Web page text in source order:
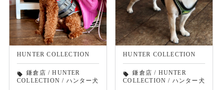
HUNTER COLLECTION
local_offer 鎌倉店 /HUNTER
COLLECTION / ハンター犬
HUNTER COLLECTION
local_offer 鎌倉店 / HUNTER
COLLECTION / ハンター犬